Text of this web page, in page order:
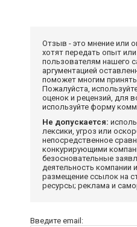
Отзыв - это мнение или
хотят передать опыт
пользователям нашего
аргументацией
поможет многим
Пожалуйста,
оценок и рецензий, для
используйте форму
Не допускается:
лексики, угроз или
непосредственное
конкурирующими
безосновательные
деятельность компании
размещение ссылок на
ресурсы; реклама и
Введите email: